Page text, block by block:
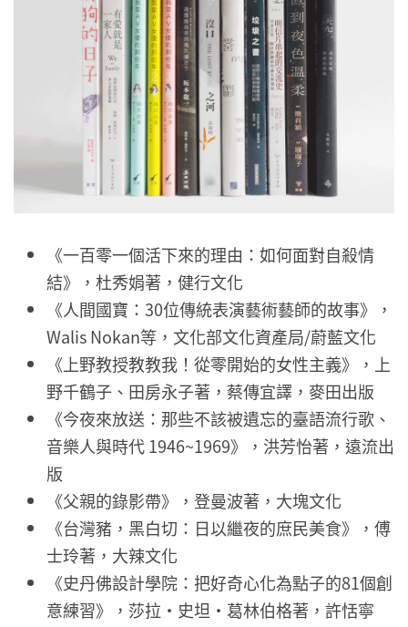
《一百零一個活下來的理由：如何面對自殺情
結》，杜秀娟著，健行文化
《人間國寶：30位傳統表演藝術藝師的故事》，
Walis Nokan等，文化部文化資產局/蔚藍文化
《上野教授教教我！從零開始的女性主義》，上
野千鶴子、田房永子著，蔡傳宜譯，麥田出版
《今夜來放送：那些不該被遺忘的臺語流行歌、
音樂人與時代 1946~1969》，洪芳怡著，遠流出
版
《父親的錄影帶》，登曼波著，大塊文化
《台灣豬，黑白切：日以繼夜的庶民美食》，傅
士玲著，大辣文化
《史丹佛設計學院：把好奇心化為點子的81個創
意練習》，莎拉・史坦・葛林伯格著，許恬寧